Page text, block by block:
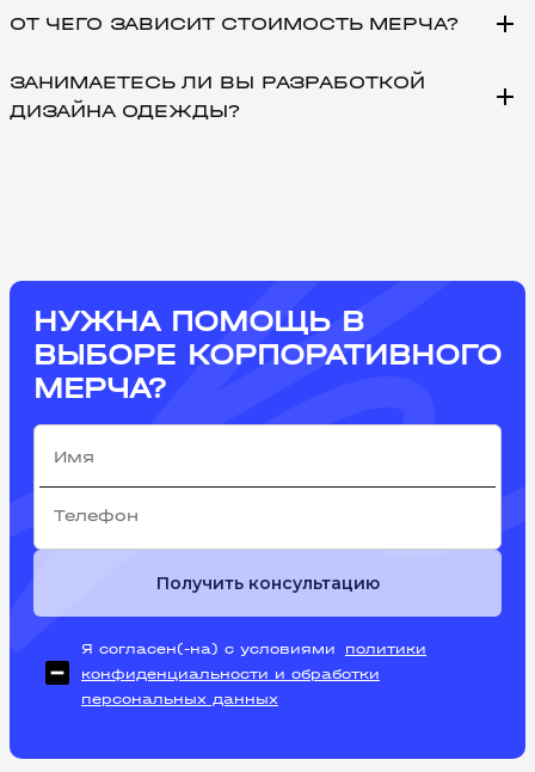
ОТ ЧЕГО ЗАВИСИТ СТОИМОСТЬ МЕРЧА? add
ЗАНИМАЕТЕСЬ ЛИ ВЫ РАЗРАБОТКОЙ
ДИЗАЙНА ОДЕЖДЫ?
add
НУЖНА ПОМОЩЬ В
ВЫБОРЕ КОРПОРАТИВНОГО
МЕРЧА?
Получить консультацию
Я согласен(-на) с условиями
политики
конфиденциальности и обработки
персональных данных